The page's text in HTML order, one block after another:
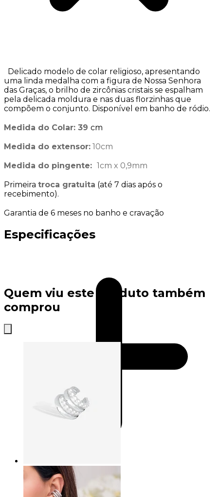
Delicado modelo de colar religioso, apresentando
uma linda medalha com a figura de Nossa Senhora
das Graças, o brilho de zircônias cristais se espalham
pela delicada moldura e nas duas florzinhas que
compõem o conjunto. Disponível em banho de ródio.
Medida do Colar: 39 cm
Medida do extensor: 10cm
Medida do pingente: 1cm x 0,9mm
Primeira troca gratuita (até 7 dias após o
recebimento).
Garantia de 6 meses no banho e cravação
Especificações
Quem viu este produto também
comprou